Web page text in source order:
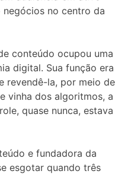
no centro da
conteúdo ocupou uma
digital. Sua função era
revendê-la, por meio de
vinha dos algoritmos, a
quase nunca, estava
e fundadora da
esgotar quando três